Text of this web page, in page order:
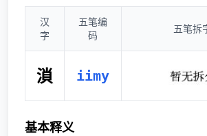
汉
字
五笔编
码
五笔拆
溑 iimy
基本释义